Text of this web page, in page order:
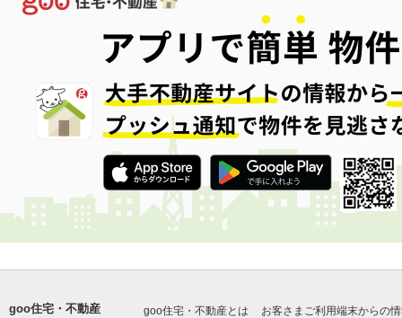
goo住宅・不動産 goo住宅・不動産とは お客さまご利用端末からの